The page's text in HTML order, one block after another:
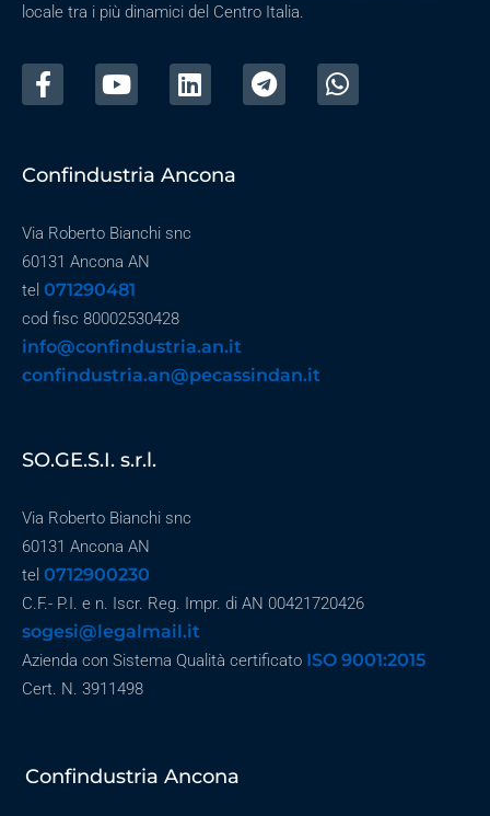
locale tra i più dinamici del Centro Italia.
Confindustria Ancona
Via Roberto Bianchi snc
60131 Ancona AN
tel 071290481
cod fisc 80002530428
info@confindustria.an.it
confindustria.an@pecassindan.it
SO.GE.S.I. s.r.l.
Via Roberto Bianchi snc
60131 Ancona AN
tel 0712900230
C.F.- P.I. e n. Iscr. Reg. Impr. di AN 00421720426
sogesi@legalmail.it
Azienda con Sistema Qualità certificato ISO 9001:2015
Cert. N. 3911498
Confindustria Ancona